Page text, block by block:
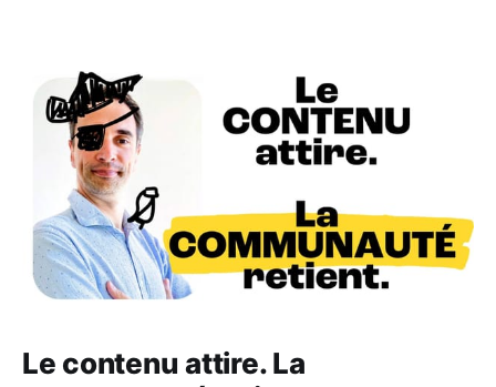
Le contenu attire. La